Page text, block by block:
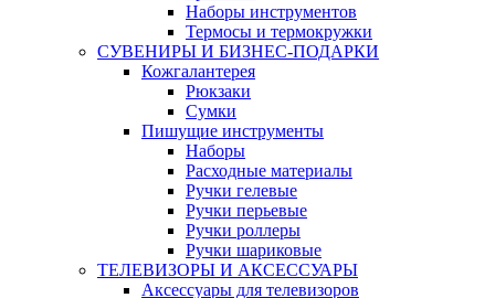
Наборы инструментов
Термосы и термокружки
СУВЕНИРЫ И БИЗНЕС-ПОДАРКИ
Кожгалантерея
Рюкзаки
Сумки
Пишущие инструменты
Наборы
Расходные материалы
Ручки гелевые
Ручки перьевые
Ручки роллеры
Ручки шариковые
ТЕЛЕВИЗОРЫ И АКСЕССУАРЫ
Аксессуары для телевизоров